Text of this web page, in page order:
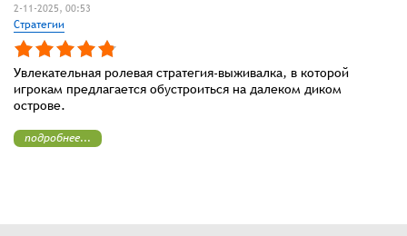
2-11-2025, 00:53
Стратегии
Увлекательная ролевая стратегия-выживалка, в которой
игрокам предлагается обустроиться на далеком диком
острове.
подробнее...